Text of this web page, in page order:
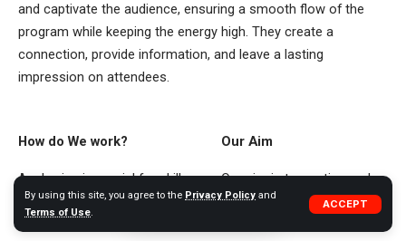
By using this site, you agree to the Privacy Policy and
Terms of Use.
ACCEPT
and captivate the audience, ensuring a smooth flow of the
program while keeping the energy high. They create a
connection, provide information, and leave a lasting
impression on attendees.
How do We work?
Anchoring is crucial for skill
improvement, enabling us
Our Aim
Our aim is to continuously
improve and refine our skills